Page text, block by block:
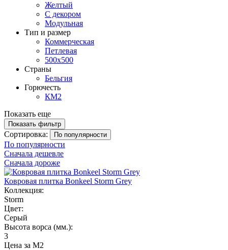
Желтый
С декором
Модульная
Тип и размер
Коммерческая
Петлевая
500х500
Страны
Бельгия
Горючесть
КМ2
Показать еще
Показать фильтр
Сортировка: По популярности
По популярности
Сначала дешевле
Сначала дороже
Ковровая плитка Bonkeel Storm Grey
Коллекция:
Storm
Цвет:
Серый
Высота ворса (мм.):
3
Цена за М2